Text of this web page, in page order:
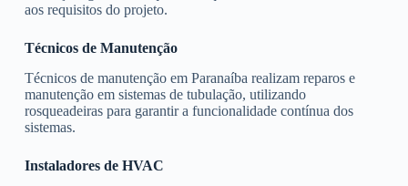
aos requisitos do projeto.
Técnicos de Manutenção
Técnicos de manutenção em Paranaíba realizam reparos e
manutenção em sistemas de tubulação, utilizando
rosqueadeiras para garantir a funcionalidade contínua dos
sistemas.
Instaladores de HVAC